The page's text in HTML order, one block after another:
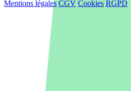
Mentions légales CGV Cookies RGPD